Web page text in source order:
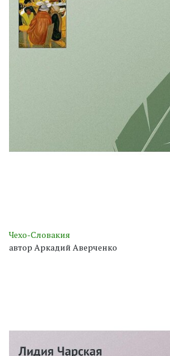
Чехо-Словакия
автор Аркадий Аверченко